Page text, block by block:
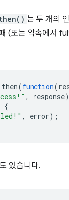
then() 는 두 개의
(또는 약속에서
then(function(
, response
{
, error);
있습니다.